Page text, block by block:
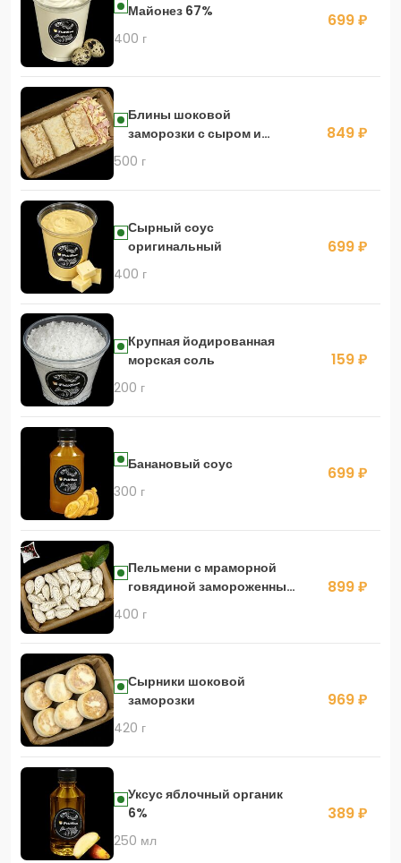
Майонез 67%
400 г
699 ₽
Блины шоковой
заморозки с сыром и
ветчиной
500 г
849 ₽
Сырный соус
оригинальный
400 г
699 ₽
Крупная йодированная
морская соль
200 г
159 ₽
Банановый соус
300 г
699 ₽
Пельмени с мраморной
говядиной замороженные
БифПели
400 г
899 ₽
Сырники шоковой
заморозки
420 г
969 ₽
Уксус яблочный органик
6%
250 мл
389 ₽